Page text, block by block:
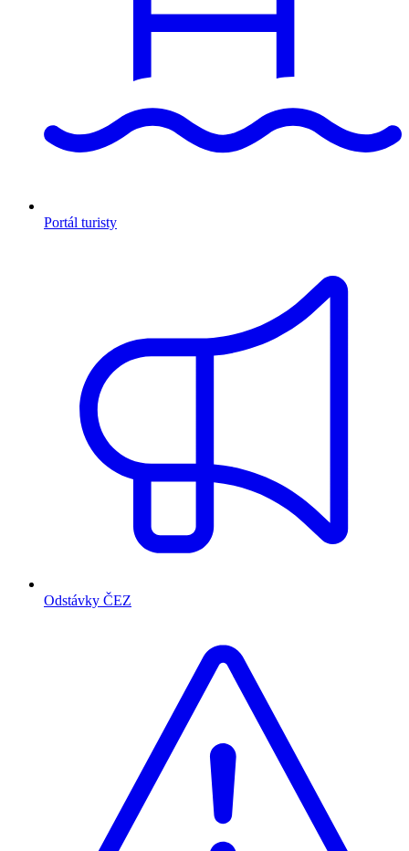
Portál turisty
Odstávky ČEZ